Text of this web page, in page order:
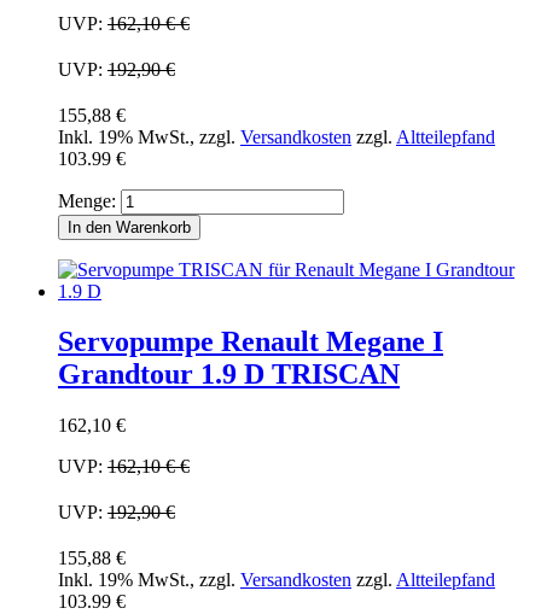
UVP: 162,10 €€
UVP: 192,90 €
155,88 €
Inkl. 19% MwSt., zzgl. Versandkosten zzgl. Altteilepfand
103.99 €
Menge:
In den Warenkorb
Servopumpe Renault Megane I
Grandtour 1.9 D TRISCAN
162,10 €
UVP: 162,10 €€
UVP: 192,90 €
155,88 €
Inkl. 19% MwSt., zzgl. Versandkosten zzgl. Altteilepfand
103.99 €